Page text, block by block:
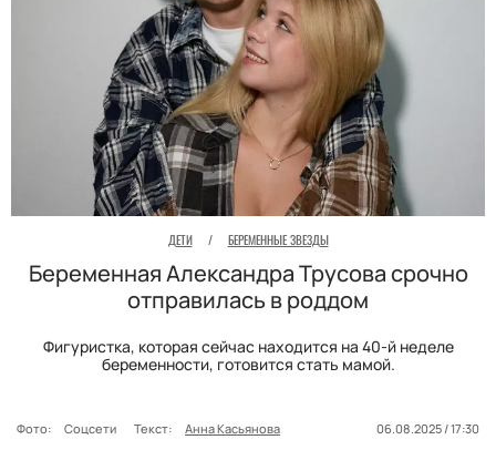
ДЕТИ / БЕРЕМЕННЫЕ ЗВЕЗДЫ
Беременная Александра Трусова срочно
отправилась в роддом
Фигуристка, которая сейчас находится на 40-й неделе
беременности, готовится стать мамой.
Фото: Соцсети Текст: Анна Касьянова
06.08.2025 / 17:30